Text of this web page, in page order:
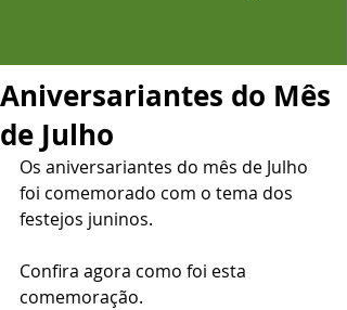
Aniversariantes do Mês
de Julho
Os aniversariantes do mês de Julho
foi comemorado com o tema dos
festejos juninos.
Confira agora como foi esta
comemoração.